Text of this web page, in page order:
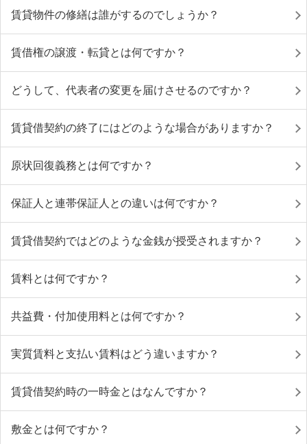
賃貸物件の修繕は誰がするのでしょうか？
賃借権の譲渡・転貸とは何ですか？
どうして、代表者の変更を届けさせるのですか？
賃貸借契約の終了にはどのような場合がありますか？
原状回復義務とは何ですか？
保証人と連帯保証人との違いは何ですか？
賃貸借契約ではどのような金銭が授受されますか？
賃料とは何ですか？
共益費・付加使用料とは何ですか？
実質賃料と支払い賃料はどう違いますか？
賃貸借契約時の一時金とはなんですか？
敷金とは何ですか？